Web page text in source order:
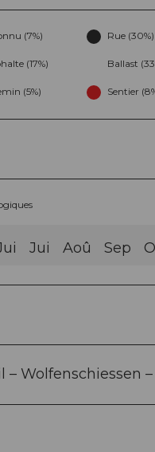
(7%) Rue (30%)
(17%) Ballast
(5%) Sentier
Jui Aoû Sep
– Wolfenschiessen